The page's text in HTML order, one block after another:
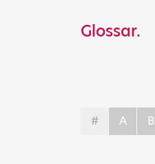
Glossar.
# A B